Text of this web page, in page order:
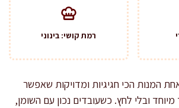
רמת קושי: בינוני
המנות הכי חגיגיות ומדויקות שאפשר
מיוחד ובלי לחץ. כשעובדים נכון עם השומן,